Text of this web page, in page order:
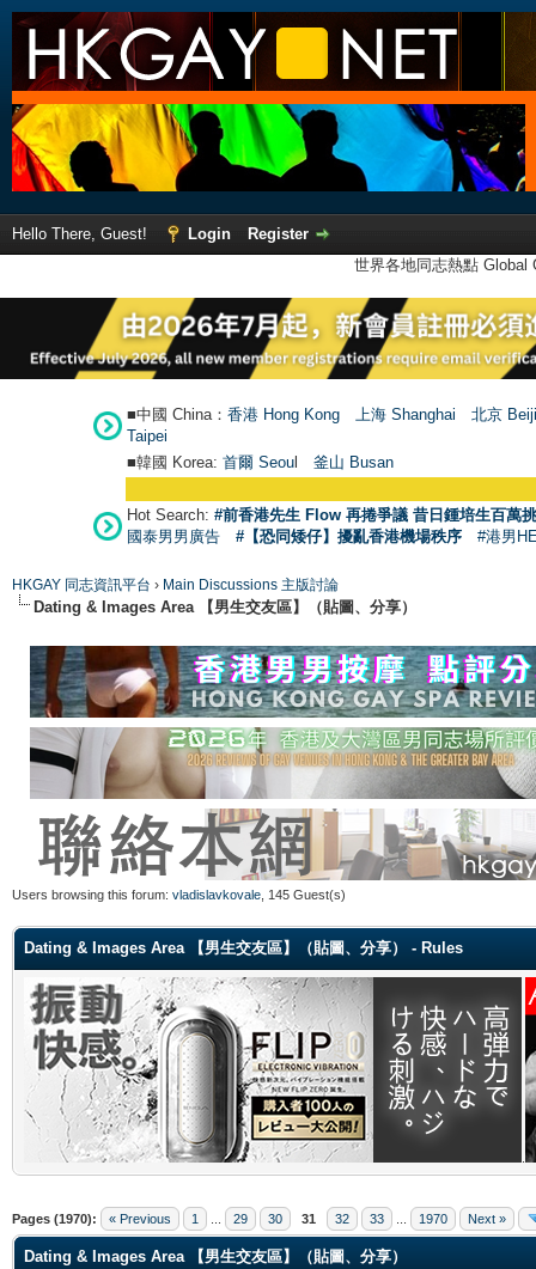
Hello There, Guest! Login
Register
世界各地同志熱點
■中國 China： 香港 Hong Kong 上海 Shanghai
北京
Taipei
■韓國 Korea: 首爾 Seoul 釜山 Busan
Hot Search: #前香港先生 Flow 再捲爭議 昔日鍾培生百萬
國泰男男廣告
#【恐同矮仔】擾亂香港機場秩序 #港男
HKGAY 同志資訊平台 › Main Discussions 主版討論
Dating & Images Area 【男生交友區】（貼圖、分享）
Users browsing this forum: vladislavkovale , 145 Guest(s)
Dating & Images Area 【男生交友區】（貼圖、分享） - Rules
Pages (1970): « Previous 1 29 30 31 32 33 1970 Next »
Dating & Images Area 【男生交友區】（貼圖、分享）